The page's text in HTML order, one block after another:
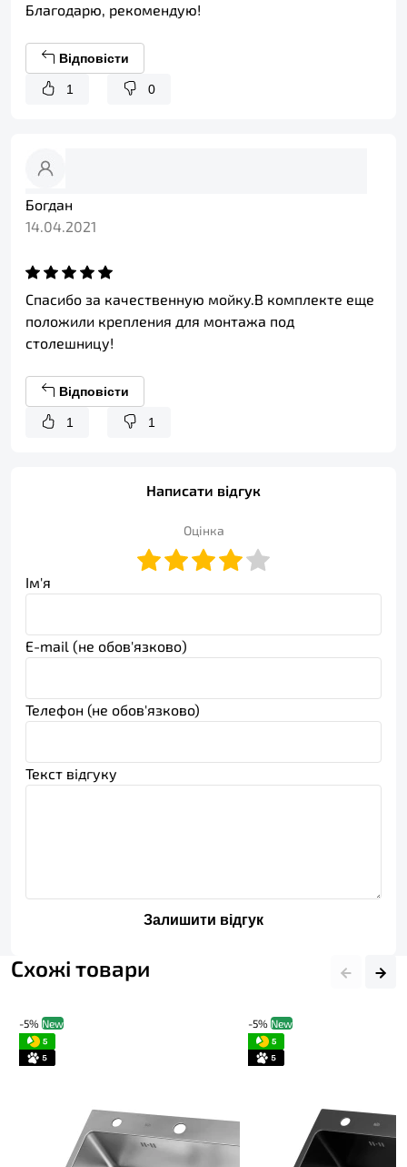
Благодарю, рекомендую!
Відповісти
1 0
Богдан
14.04.2021
Спасибо за качественную мойку.В комплекте еще
положили крепления для монтажа под
столешницу!
Відповісти
1 1
Написати відгук
Оцінка
Ім'я
E-mail (не обов'язково)
Телефон (не обов'язково)
Текст відгуку
Залишити відгук
Схожі товари
-5% New -5% New